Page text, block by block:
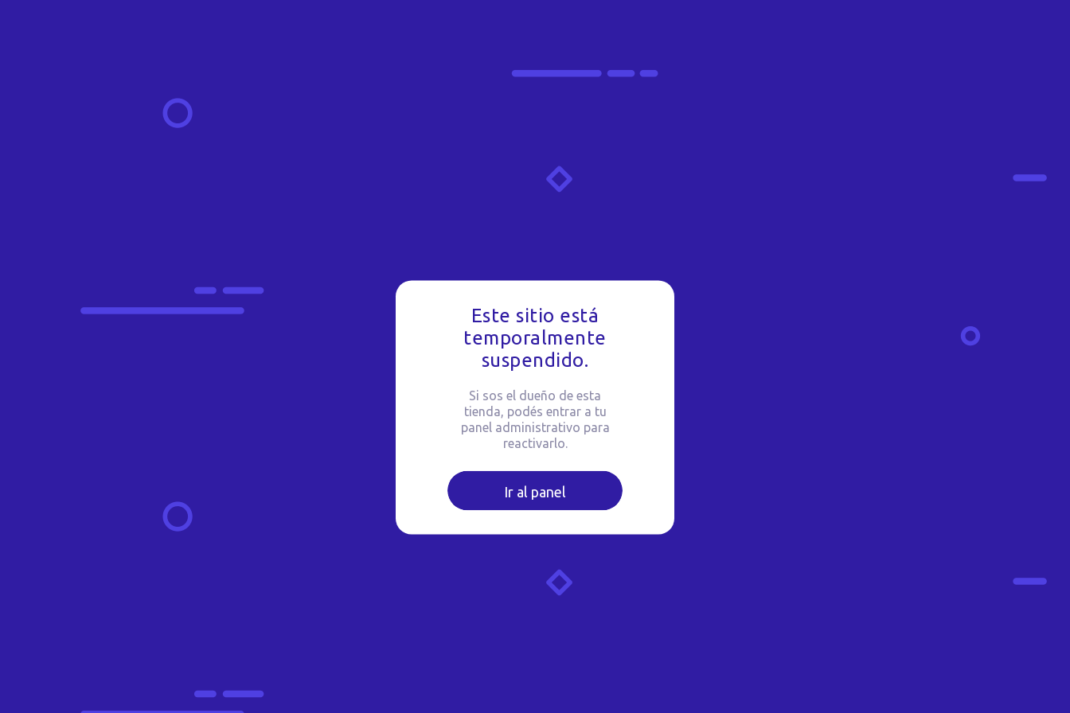
Este sitio está
temporalmente
suspendido.
Si sos el dueño de esta
tienda, podés entrar a tu
panel administrativo para
reactivarlo.
Ir al panel